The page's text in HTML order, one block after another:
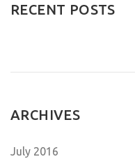
RECENT POSTS
ARCHIVES
July 2016